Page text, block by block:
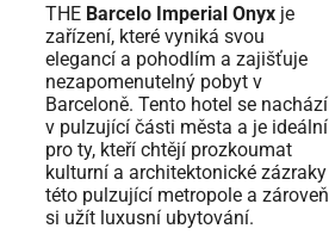
THE Barcelo Imperial Onyx je
zařízení, které vyniká svou
elegancí a pohodlím a zajišťuje
nezapomenutelný pobyt v
Barceloně. Tento hotel se nachází
v pulzující části města a je ideální
pro ty, kteří chtějí prozkoumat
kulturní a architektonické zázraky
této pulzující metropole a zároveň
si užít luxusní ubytování.